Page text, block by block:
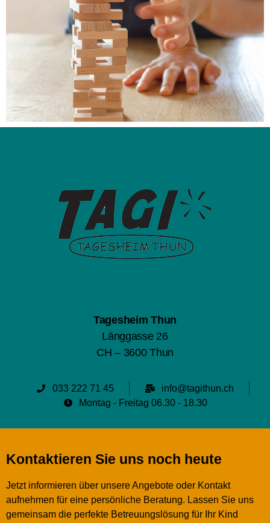
Tagesheim Thun
Länggasse 26
CH – 3600 Thun
033 222 71 45
info@tagithun.ch
Montag - Freitag 06.30 - 18.30
Kontaktieren Sie uns noch heute
Jetzt informieren über unsere Angebote oder Kontakt
aufnehmen für eine persönliche Beratung. Lassen Sie uns
gemeinsam die perfekte Betreuungslösung für Ihr Kind